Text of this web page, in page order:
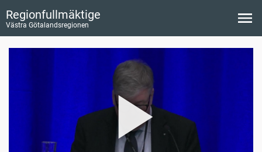
Regionfullmäktige
Västra Götalandsregionen